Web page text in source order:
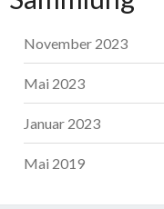
November 2023
Mai 2023
Januar 2023
Mai 2019